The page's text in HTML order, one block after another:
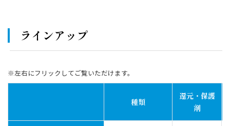
ラインアップ
※左右にフリックしてご覧いただけます。
種類
還元・保護
剤